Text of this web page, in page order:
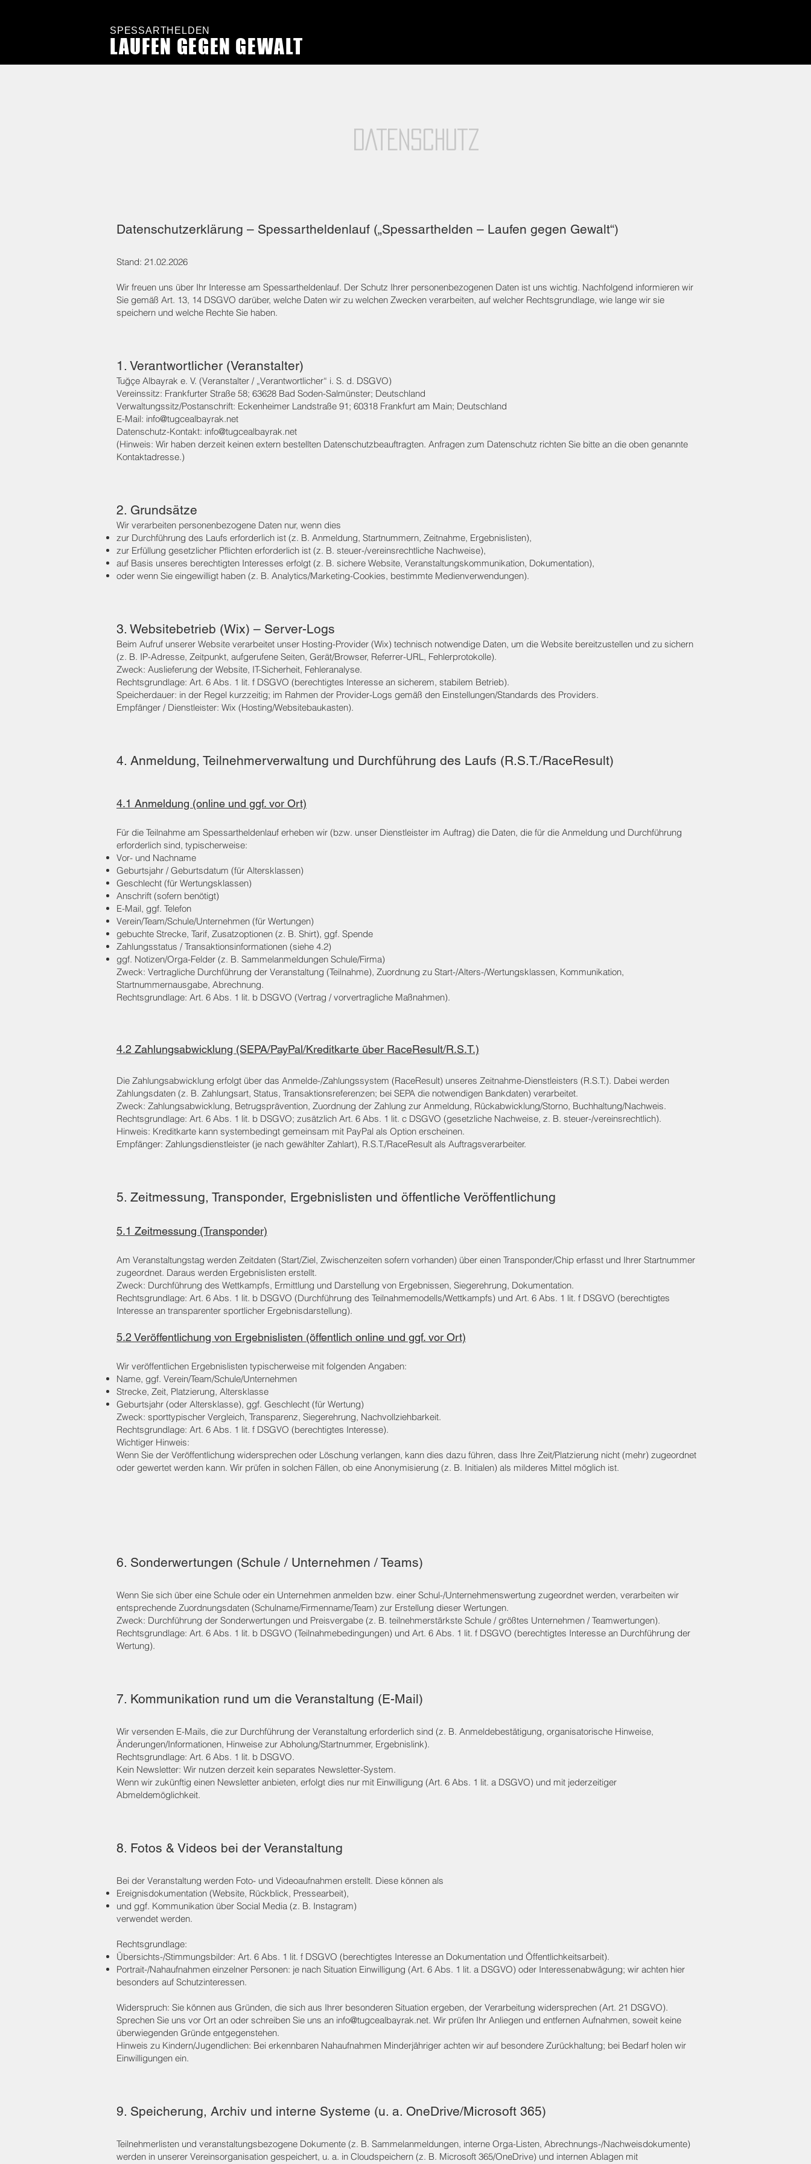
SPESSARTHELDEN
LAUFEN GEGEN GEWALT
DATENSCHUTZ
Datenschutzerklärung – Spessartheldenlauf („Spessarthelden – Laufen gegen Gewalt“)
Stand: 21.02.2026
Wir freuen uns über Ihr Interesse am Spessartheldenlauf. Der Schutz Ihrer personenbezogenen Daten ist uns wichtig. Nachfolgend informieren wir
Sie gemäß Art. 13, 14 DSGVO darüber, welche Daten wir zu welchen Zwecken verarbeiten, auf welcher Rechtsgrundlage, wie lange wir sie
speichern und welche Rechte Sie haben.
1. Verantwortlicher (Veranstalter)
Tuğçe Albayrak e. V. (Veranstalter / „Verantwortlicher“ i. S. d. DSGVO)
Vereinssitz: Frankfurter Straße 58; 63628 Bad Soden-Salmünster; Deutschland
Verwaltungssitz/Postanschrift: Eckenheimer Landstraße 91; 60318 Frankfurt am Main; Deutschland
E-Mail: info@tugcealbayrak.net
Datenschutz-Kontakt: info@tugcealbayrak.net
(Hinweis: Wir haben derzeit keinen extern bestellten Datenschutzbeauftragten. Anfragen zum Datenschutz richten Sie bitte an die oben genannte
Kontaktadresse.)
2. Grundsätze
Wir verarbeiten personenbezogene Daten nur, wenn dies
zur Durchführung des Laufs erforderlich ist (z. B. Anmeldung, Startnummern, Zeitnahme, Ergebnislisten),
zur Erfüllung gesetzlicher Pflichten erforderlich ist (z. B. steuer-/vereinsrechtliche Nachweise),
auf Basis unseres berechtigten Interesses erfolgt (z. B. sichere Website, Veranstaltungskommunikation, Dokumentation),
oder wenn Sie eingewilligt haben (z. B. Analytics/Marketing-Cookies, bestimmte Medienverwendungen).
3. Websitebetrieb (Wix) – Server-Logs
Beim Aufruf unserer Website verarbeitet unser Hosting-Provider (Wix) technisch notwendige Daten, um die Website bereitzustellen und zu sichern
(z. B. IP-Adresse, Zeitpunkt, aufgerufene Seiten, Gerät/Browser, Referrer-URL, Fehlerprotokolle).
Zweck: Auslieferung der Website, IT-Sicherheit, Fehleranalyse.
Rechtsgrundlage: Art. 6 Abs. 1 lit. f DSGVO (berechtigtes Interesse an sicherem, stabilem Betrieb).
Speicherdauer: in der Regel kurzzeitig; im Rahmen der Provider-Logs gemäß den Einstellungen/Standards des Providers.
Empfänger / Dienstleister: Wix (Hosting/Websitebaukasten).
4. Anmeldung, Teilnehmerverwaltung und Durchführung des Laufs (R.S.T./RaceResult)
4.1 Anmeldung (online und ggf. vor Ort)
Für die Teilnahme am Spessartheldenlauf erheben wir (bzw. unser Dienstleister im Auftrag) die Daten, die für die Anmeldung und Durchführung
erforderlich sind, typischerweise:
Vor- und Nachname
Geburtsjahr / Geburtsdatum (für Altersklassen)
Geschlecht (für Wertungsklassen)
Anschrift (sofern benötigt)
E-Mail, ggf. Telefon
Verein/Team/Schule/Unternehmen (für Wertungen)
gebuchte Strecke, Tarif, Zusatzoptionen (z. B. Shirt), ggf. Spende
Zahlungsstatus / Transaktionsinformationen (siehe 4.2)
ggf. Notizen/Orga-Felder (z. B. Sammelanmeldungen Schule/Firma)
Zweck: Vertragliche Durchführung der Veranstaltung (Teilnahme), Zuordnung zu Start-/Alters-/Wertungsklassen, Kommunikation,
Startnummernausgabe, Abrechnung.
Rechtsgrundlage: Art. 6 Abs. 1 lit. b DSGVO (Vertrag / vorvertragliche Maßnahmen).
4.2 Zahlungsabwicklung (SEPA/PayPal/Kreditkarte über RaceResult/R.S.T.)
Die Zahlungsabwicklung erfolgt über das Anmelde-/Zahlungssystem (RaceResult) unseres Zeitnahme-Dienstleisters (R.S.T.). Dabei werden
Zahlungsdaten (z. B. Zahlungsart, Status, Transaktionsreferenzen; bei SEPA die notwendigen Bankdaten) verarbeitet.
Zweck: Zahlungsabwicklung, Betrugsprävention, Zuordnung der Zahlung zur Anmeldung, Rückabwicklung/Storno, Buchhaltung/Nachweis.
Rechtsgrundlage: Art. 6 Abs. 1 lit. b DSGVO; zusätzlich Art. 6 Abs. 1 lit. c DSGVO (gesetzliche Nachweise, z. B. steuer-/vereinsrechtlich).
Hinweis: Kreditkarte kann systembedingt gemeinsam mit PayPal als Option erscheinen.
Empfänger: Zahlungsdienstleister (je nach gewählter Zahlart), R.S.T./RaceResult als Auftragsverarbeiter.
5. Zeitmessung, Transponder, Ergebnislisten und öffentliche Veröffentlichung
5.1 Zeitmessung (Transponder)
Am Veranstaltungstag werden Zeitdaten (Start/Ziel, Zwischenzeiten sofern vorhanden) über einen Transponder/Chip erfasst und Ihrer Startnummer
zugeordnet. Daraus werden Ergebnislisten erstellt.
Zweck: Durchführung des Wettkampfs, Ermittlung und Darstellung von Ergebnissen, Siegerehrung, Dokumentation.
Rechtsgrundlage: Art. 6 Abs. 1 lit. b DSGVO (Durchführung des Teilnahmemodells/Wettkampfs) und Art. 6 Abs. 1 lit. f DSGVO (berechtigtes
Interesse an transparenter sportlicher Ergebnisdarstellung).
5.2 Veröffentlichung von Ergebnislisten (öffentlich online und ggf. vor Ort)
Wir veröffentlichen Ergebnislisten typischerweise mit folgenden Angaben:
Name, ggf. Verein/Team/Schule/Unternehmen
Strecke, Zeit, Platzierung, Altersklasse
Geburtsjahr (oder Altersklasse), ggf. Geschlecht (für Wertung)
Zweck: sporttypischer Vergleich, Transparenz, Siegerehrung, Nachvollziehbarkeit.
Rechtsgrundlage: Art. 6 Abs. 1 lit. f DSGVO (berechtigtes Interesse).
Wichtiger Hinweis:
Wenn Sie der Veröffentlichung widersprechen oder Löschung verlangen, kann dies dazu führen, dass Ihre Zeit/Platzierung nicht (mehr) zugeordnet
oder gewertet werden kann. Wir prüfen in solchen Fällen, ob eine Anonymisierung (z. B. Initialen) als milderes Mittel möglich ist.
6. Sonderwertungen (Schule / Unternehmen / Teams)
Wenn Sie sich über eine Schule oder ein Unternehmen anmelden bzw. einer Schul-/Unternehmenswertung zugeordnet werden, verarbeiten wir
entsprechende Zuordnungsdaten (Schulname/Firmenname/Team) zur Erstellung dieser Wertungen.
Zweck: Durchführung der Sonderwertungen und Preisvergabe (z. B. teilnehmerstärkste Schule / größtes Unternehmen / Teamwertungen).
Rechtsgrundlage: Art. 6 Abs. 1 lit. b DSGVO (Teilnahmebedingungen) und Art. 6 Abs. 1 lit. f DSGVO (berechtigtes Interesse an Durchführung der
Wertung).
7. Kommunikation rund um die Veranstaltung (E-Mail)
Wir versenden E-Mails, die zur Durchführung der Veranstaltung erforderlich sind (z. B. Anmeldebestätigung, organisatorische Hinweise,
Änderungen/Informationen, Hinweise zur Abholung/Startnummer, Ergebnislink).
Rechtsgrundlage: Art. 6 Abs. 1 lit. b DSGVO.
Kein Newsletter: Wir nutzen derzeit kein separates Newsletter-System.
Wenn wir zukünftig einen Newsletter anbieten, erfolgt dies nur mit Einwilligung (Art. 6 Abs. 1 lit. a DSGVO) und mit jederzeitiger
Abmeldemöglichkeit.
8. Fotos & Videos bei der Veranstaltung
Bei der Veranstaltung werden Foto- und Videoaufnahmen erstellt. Diese können als
Ereignisdokumentation (Website, Rückblick, Pressearbeit),
und ggf. Kommunikation über Social Media (z. B. Instagram)
verwendet werden.
Rechtsgrundlage:
Übersichts-/Stimmungsbilder: Art. 6 Abs. 1 lit. f DSGVO (berechtigtes Interesse an Dokumentation und Öffentlichkeitsarbeit).
Portrait-/Nahaufnahmen einzelner Personen: je nach Situation Einwilligung (Art. 6 Abs. 1 lit. a DSGVO) oder Interessenabwägung; wir achten hier
besonders auf Schutzinteressen.
Widerspruch: Sie können aus Gründen, die sich aus Ihrer besonderen Situation ergeben, der Verarbeitung widersprechen (Art. 21 DSGVO).
Sprechen Sie uns vor Ort an oder schreiben Sie uns an info@tugcealbayrak.net. Wir prüfen Ihr Anliegen und entfernen Aufnahmen, soweit keine
überwiegenden Gründe entgegenstehen.
Hinweis zu Kindern/Jugendlichen: Bei erkennbaren Nahaufnahmen Minderjähriger achten wir auf besondere Zurückhaltung; bei Bedarf holen wir
Einwilligungen ein.
9. Speicherung, Archiv und interne Systeme (u. a. OneDrive/Microsoft 365)
Teilnehmerlisten und veranstaltungsbezogene Dokumente (z. B. Sammelanmeldungen, interne Orga-Listen, Abrechnungs-/Nachweisdokumente)
werden in unserer Vereinsorganisation gespeichert, u. a. in Cloudspeichern (z. B. Microsoft 365/OneDrive) und internen Ablagen mit